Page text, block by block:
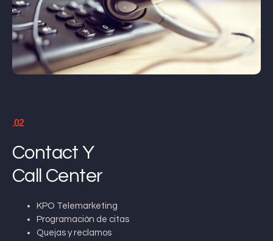
.02
Contact Y
Call Center
KPO Telemarketing
Programación de citas
Quejas y reclamos